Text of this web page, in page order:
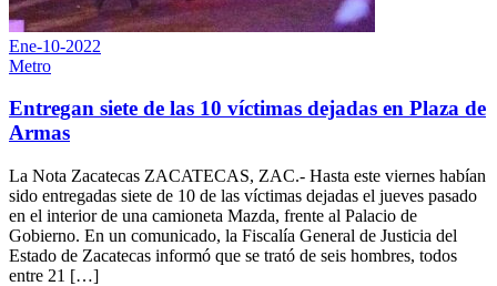
Ene-10-2022
Metro
Entregan siete de las 10 víctimas dejadas en Plaza de
Armas
La Nota Zacatecas ZACATECAS, ZAC.- Hasta este viernes habían
sido entregadas siete de 10 de las víctimas dejadas el jueves pasado
en el interior de una camioneta Mazda, frente al Palacio de
Gobierno. En un comunicado, la Fiscalía General de Justicia del
Estado de Zacatecas informó que se trató de seis hombres, todos
entre 21 […]